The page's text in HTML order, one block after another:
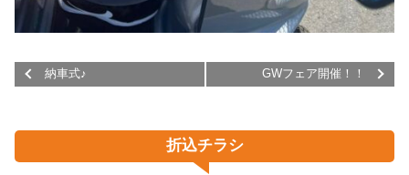
納車式♪ GWフェア開催！！
折込チラシ